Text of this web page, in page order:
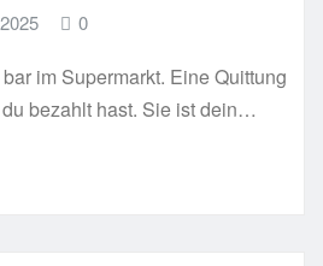
0
im Supermarkt. Eine Quittung
bezahlt hast. Sie ist dein…